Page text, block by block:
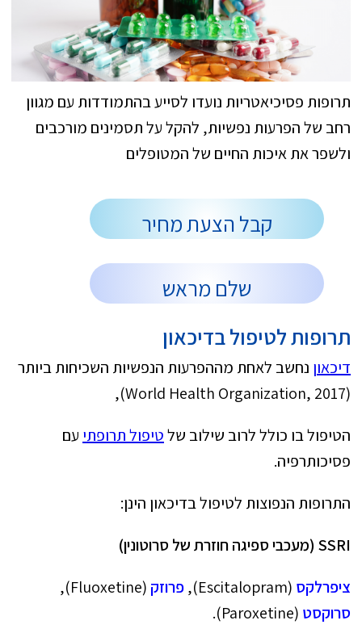
תרופות פסיכיאטריות נועדו לסייע בהתמודדות עם מגוון
רחב של הפרעות נפשיות, להקל על תסמינים מורכבים
ולשפר את איכות החיים של המטופלים
קבל הצעת מחיר
שלם מראש
תרופות לטיפול בדיכאון
דיכאון נחשב לאחת מההפרעות הנפשיות השכיחות ביותר
(World Health Organization, 2017),
הטיפול בו כולל לרוב שילוב שלטיפול תרופתי עם
פסיכותרפיה.
התרופות הנפוצות לטיפול בדיכאון הינן:
SSRI (מעכבי ספיגה חוזרת של סרוטונין)
ציפרלקס (Escitalopram), פרוזק (Fluoxetine),
סרוקסט (Paroxetine).